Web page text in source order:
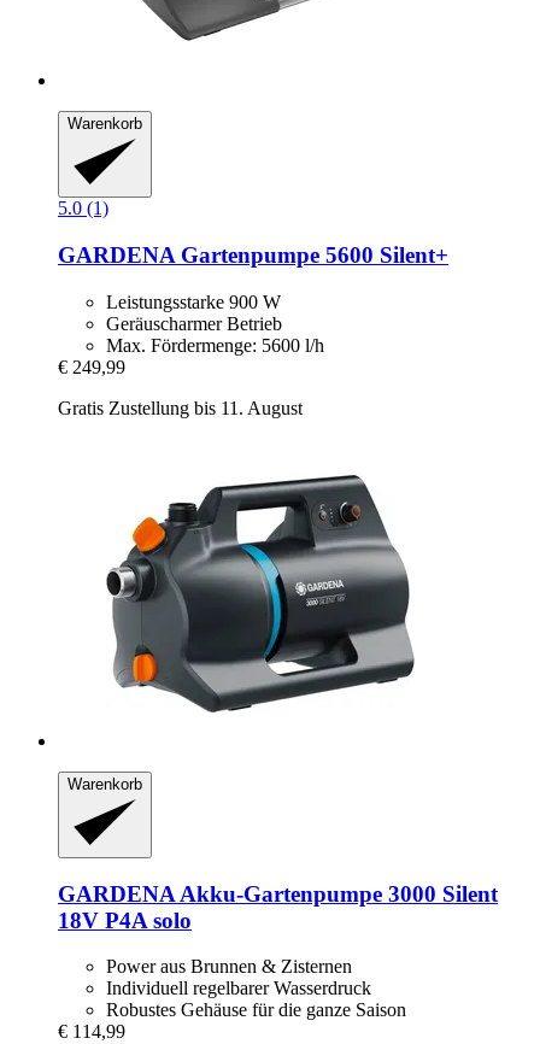
Warenkorb
5.0 (1)
GARDENA Gartenpumpe 5600 Silent+
Leistungsstarke 900 W
Geräuscharmer Betrieb
Max. Fördermenge: 5600 l/h
€ 249,99
Gratis Zustellung bis 11. August
Warenkorb
GARDENA Akku-​Gartenpumpe 3000 Silent
18V P4A solo
Power aus Brunnen & Zisternen
Individuell regelbarer Wasserdruck
Robustes Gehäuse für die ganze Saison
€ 114,99